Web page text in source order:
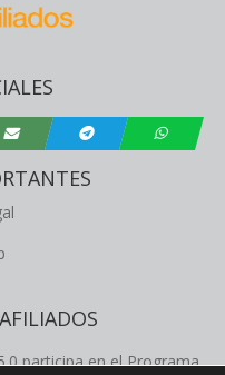
participa en el Programa